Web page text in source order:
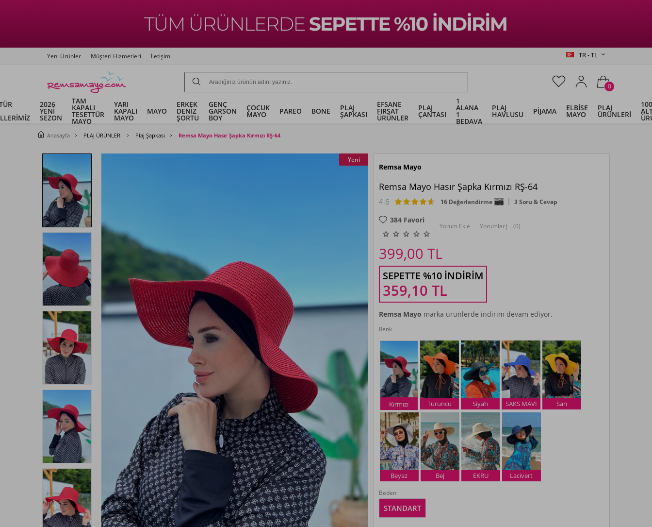
Yeni Ürünler Müşteri Hizmetleri İletişim TR - TL
0
2026
YENİ
SEZON
TAM
KAPALI
TESETTÜR
MAYO
YARI
KAPALI
MAYO
MAYO
ERKEK
DENİZ
ŞORTU
GENÇ
GARSON
BOY
ÇOCUK
MAYO PAREO BONE PLAJ
ŞAPKASI
EFSANE
FIRSAT
ÜRÜNLER
PLAJ
ÇANTASI
1
ALANA
1
BEDAVA
PLAJ
HAVLUSU PİJAMA ELBİSE
MAYO
PLAJ
ÜRÜNLERİ
Anasayfa PLAJ ÜRÜNLERİ Plaj Şapkası Remsa Mayo Hasır Şapka Kırmızı RŞ-64
Yeni
Remsa Mayo
Remsa Mayo Hasır Şapka Kırmızı RŞ-64
4.6 16 Değerlendirme 3 Soru & Cevap
384Favori
Yorum Ekle Yorumlar| (0)
399,00 TL
SEPETTE %10 İNDIRIM
359,10 TL
Remsa Mayo marka ürünlerde indirim devam ediyor.
Renk
Kırmızı Turuncu Siyah SAKS MAVİ Sarı
Beyaz Bej EKRU Lacivert
Beden
STANDART